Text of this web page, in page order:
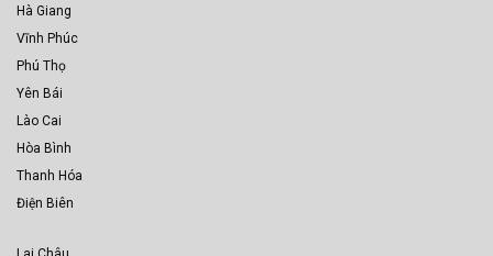
Hà Giang
Vĩnh Phúc
Phú Thọ
Yên Bái
Lào Cai
Hòa Bình
Thanh Hóa
Điện Biên